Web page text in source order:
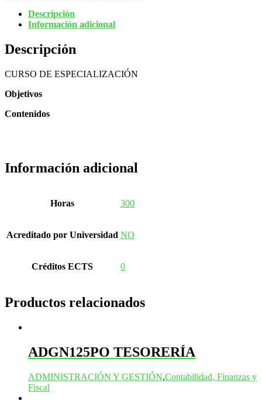
Descripción
Información adicional
Descripción
CURSO DE ESPECIALIZACIÓN
Objetivos
Contenidos
Información adicional
Horas 300
Acreditado por Universidad NO
Créditos ECTS 0
Productos relacionados
ADGN125PO TESORERÍA
ADMINISTRACIÓN Y GESTIÓN,Contabilidad, Finanzas y
Fiscal